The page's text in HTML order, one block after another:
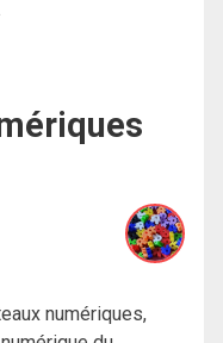
numériques,